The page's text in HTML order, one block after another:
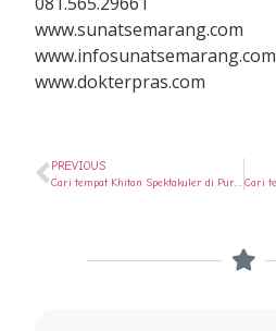
www.sunatsemarang.com
www.infosunatsemarang.com
www.dokterpras.com
PREVIOUS